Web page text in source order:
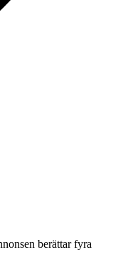
berättar fyra